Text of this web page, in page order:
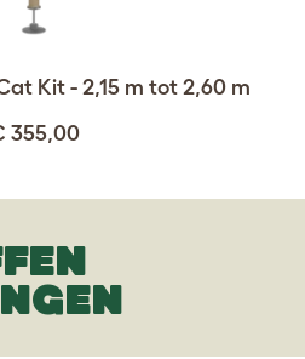
Kit - 2,15 m tot 2,60 m
355,00